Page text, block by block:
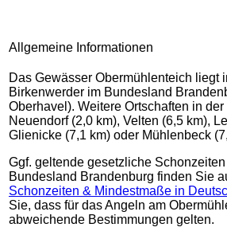
Allgemeine Informationen
Das Gewässer Obermühlenteich liegt
Birkenwerder im Bundesland
Oberhavel). Weitere Ortschaften in
Neuendorf (2,0 km), Velten (6,5 km),
Glienicke (7,1 km) oder Mühlenbeck
Ggf. geltende gesetzliche
Bundesland Brandenburg finden Sie
Schonzeiten & Mindestmaße in
Sie, dass für das Angeln am
abweichende Bestimmungen gelten.